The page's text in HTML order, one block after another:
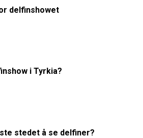
delfinshowet
i Tyrkia?
stedet å se delfiner?